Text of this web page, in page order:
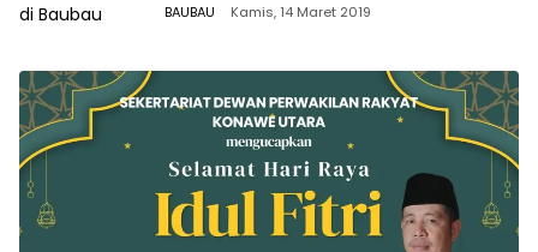
BAUBAU Kamis, 14 Maret 2019